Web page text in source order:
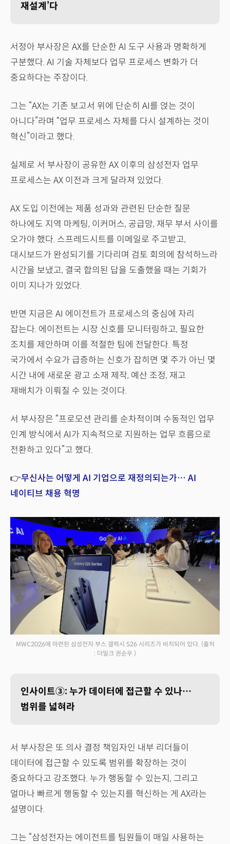
재설계’다
서정아 부사장은 AX를 단순한 AI 도구 사용과 명확하게
구분했다. AI 기술 자체보다 업무 프로세스 변화가 더
중요하다는 주장이다.
그는 “AX는 기존 보고서 위에 단순히 AI를 얹는 것이
아니다”라며 “업무 프로세스 자체를 다시 설계하는 것이
혁신”이라고 했다.
실제로 서 부사장이 공유한 AX 이후의 삼성전자 업무
프로세스는 AX 이전과 크게 달라져 있었다.
AX 도입 이전에는 제품 성과와 관련된 단순한 질문
하나에도 지역 마케팅, 이커머스, 공급망, 재무 부서 사이를
오가야 했다. 스프레드시트를 이메일로 주고받고,
대시보드가 완성되기를 기다리며 검토 회의에 참석하느라
시간을 보냈고, 결국 합의된 답을 도출했을 때는 기회가
이미 지나가 있었다.
반면 지금은 AI 에이전트가 프로세스의 중심에 자리
잡는다. 에이전트는 시장 신호를 모니터링하고, 필요한
조치를 제안하며 이를 적절한 팀에 전달한다. 특정
국가에서 수요가 급증하는 신호가 잡히면 몇 주가 아닌 몇
시간 내에 새로운 광고 소재 제작, 예산 조정, 재고
재배치가 이뤄질 수 있는 것이다.
서 부사장은 “프로모션 관리를 순차적이며 수동적인 업무
인계 방식에서 AI가 지속적으로 지원하는 업무 흐름으로
전환하고 있다”고 했다.
👉무신사는 어떻게 AI 기업으로 재정의되는가… AI
네이티브 채용 혁명
MWC2026에 마련된 삼성전자 부스 갤럭시 S26 시리즈가 비치되어 있다. (출처
: 더밀크 권순우 )
인사이트③: 누가 데이터에 접근할 수 있나…
범위를 넓혀라
서 부사장은 또 의사 결정 책임자인 내부 리더들이
데이터에 접근할 수 있도록 범위를 확장하는 것이
중요하다고 강조했다. 누가 행동할 수 있는지, 그리고
얼마나 빠르게 행동할 수 있는지를 혁신하는 게 AX라는
설명이다.
그는 “삼성전자는 에이전트를 팀원들이 매일 사용하는